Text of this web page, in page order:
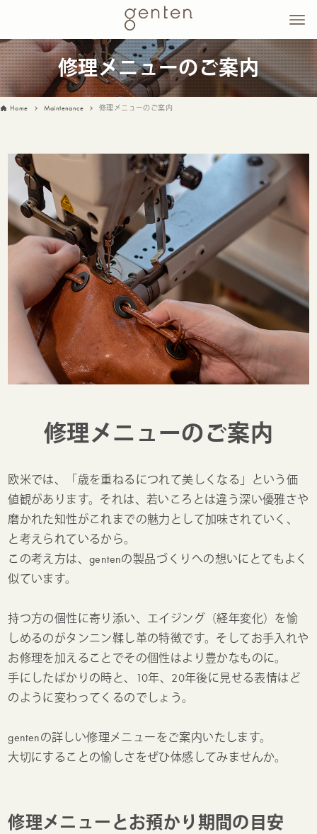
修理メニューのご案内
Home Maintenance 修理メニューのご案内
修理メニューのご案内
欧米では、「歳を重ねるにつれて美しくなる」という価
値観があります。それは、若いころとは違う深い優雅さや
磨かれた知性がこれまでの魅力として加味されていく、
と考えられているから。
この考え方は、gentenの製品づくりへの想いにとてもよく
似ています。
持つ方の個性に寄り添い、エイジング（経年変化）を愉
しめるのがタンニン鞣し革の特徴です。そしてお手入れや
お修理を加えることでその個性はより豊かなものに。
手にしたばかりの時と、10年、20年後に見せる表情はど
のように変わってくるのでしょう。
gentenの詳しい修理メニューをご案内いたします。
大切にすることの愉しさをぜひ体感してみませんか。
修理メニューとお預かり期間の目安